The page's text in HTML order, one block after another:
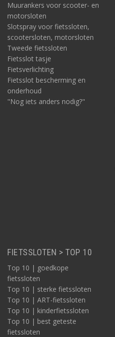
Muurankers voor scooter- en
motorsloten
Slotspray voor fietssloten,
scootersloten, motorsloten
Tweede fietssloten
Fietsslot tasje
Fietsverlichting
Fietsslot bescherming en
onderhoud
"Nog iets anders nodig?"
FIETSSLOTEN > TOP 10
Top 10 | goedkope
fietssloten
Top 10 | sterke fietssloten
Top 10 | ART-fietssloten
Top 10 | kinderfietssloten
Top 10 | best geteste
fietssloten